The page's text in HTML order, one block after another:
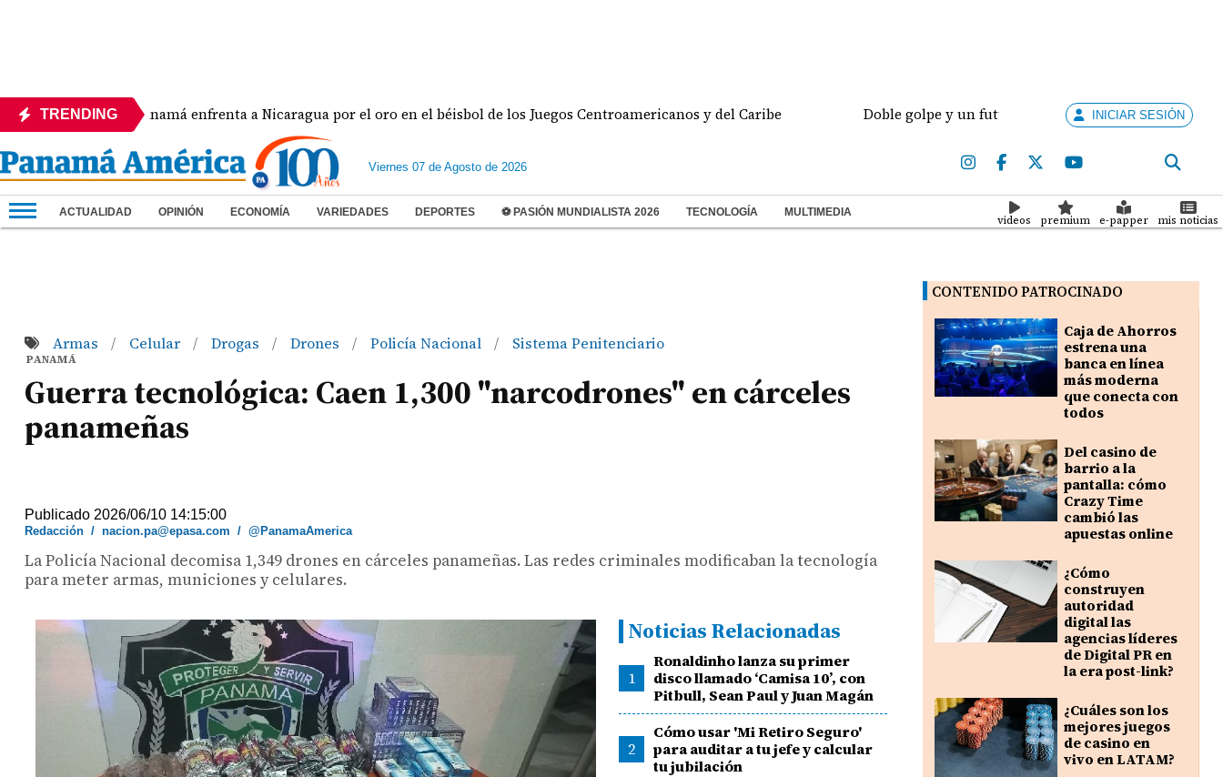
TRENDINGPanamá enfrenta a Nicaragua por el oro en el béisbol de los Juegos Centroamericanos y del Caribe Doble golpe y un futuro por revisar Meduca
INICIAR SESIÓN
Viernes 07 de Agosto de 2026
ACTUALIDAD OPINIÓN ECONOMÍA VARIEDADES DEPORTES ⚽ PASIÓN MUNDIALISTA 2026 TECNOLOGÍA MULTIMEDIA
videos premium e-papper mis noticias
Armas / Celular / Drogas / Drones / Policía Nacional / Sistema Penitenciario
PANAMÁ
Guerra tecnológica: Caen 1,300 "narcodrones" en cárceles
panameñas
Publicado 2026/06/10 14:15:00
Redacción /nacion.pa@epasa.com /@PanamaAmerica
La Policía Nacional decomisa 1,349 drones en cárceles panameñas. Las redes criminales modificaban la tecnología
para meter armas, municiones y celulares.
Noticias Relacionadas
1
Ronaldinho lanza su primer
disco llamado ‘Camisa 10’, con
Pitbull, Sean Paul y Juan Magán
2
Cómo usar 'Mi Retiro Seguro'
para auditar a tu jefe y calcular
tu jubilación
CONTENIDO PATROCINADO
Caja de Ahorros
estrena una
banca en línea
más moderna
que conecta con
todos
Del casino de
barrio a la
pantalla: cómo
Crazy Time
cambió las
apuestas online
¿Cómo
construyen
autoridad
digital las
agencias líderes
de Digital PR en
la era post-link?
¿Cuáles son los
mejores juegos
de casino en
vivo en LATAM?